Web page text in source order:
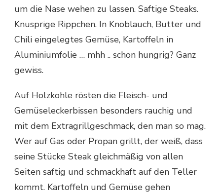
um die Nase wehen zu lassen. Saftige Steaks.
Knusprige Rippchen. In Knoblauch, Butter und
Chili eingelegtes Gemüse, Kartoffeln in
Aluminiumfolie … mhh .. schon hungrig? Ganz
gewiss.
Auf Holzkohle rösten die Fleisch- und
Gemüseleckerbissen besonders rauchig und
mit dem Extragrillgeschmack, den man so mag.
Wer auf Gas oder Propan grillt, der weiß, dass
seine Stücke Steak gleichmäßig von allen
Seiten saftig und schmackhaft auf den Teller
kommt. Kartoffeln und Gemüse gehen